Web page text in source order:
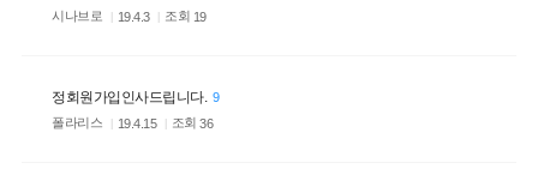
시나브로
19.4.3 조회 19
정회원가입인사드립니다.
9
폴라리스
19.4.15 조회36